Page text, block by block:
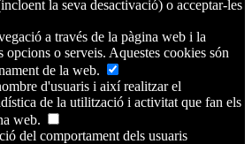
la seva desactivació) o acceptar-les
a través de la pàgina web i la
o serveis. Aquestes cookies són
de la web.
d'usuaris i així realitzar el
de la utilització i activitat que fan els
web.
del comportament dels usuaris